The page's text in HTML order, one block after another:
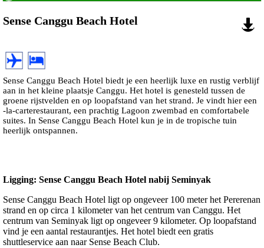
Sense Canggu Beach Hotel
Sense Canggu Beach Hotel biedt je een heerlijk luxe en rustig verblijf
aan in het kleine plaatsje Canggu. Het hotel is genesteld tussen de
groene rijstvelden en op loopafstand van het strand. Je vindt hier een
-la-carterestaurant, een prachtig Lagoon zwembad en comfortabele
suites. In Sense Canggu Beach Hotel kun je in de tropische tuin
heerlijk ontspannen.
Ligging: Sense Canggu Beach Hotel nabij Seminyak
Sense Canggu Beach Hotel ligt op ongeveer 100 meter het Pererenan
strand en op circa 1 kilometer van het centrum van Canggu. Het
centrum van Seminyak ligt op ongeveer 9 kilometer. Op loopafstand
vind je een aantal restaurantjes. Het hotel biedt een gratis
shuttleservice aan naar Sense Beach Club.